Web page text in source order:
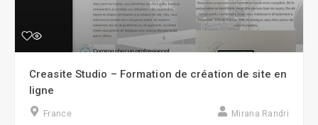
Creasite Studio – Formation de création de site en
ligne
France Mirana Randri